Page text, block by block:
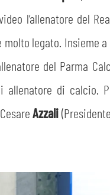
l’allenatore del
molto legato. Insieme
del Parma
allenatore di calcio.
Azzali